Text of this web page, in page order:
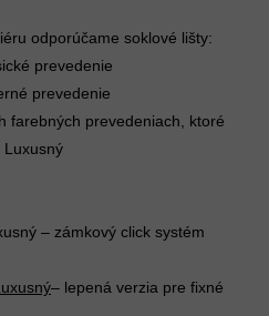
odporúčame soklové lišty:
prevedenie
prevedenie
farebných prevedeniach, ktoré
Luxusný
– zámkový click systém
– lepená verzia pre fixné